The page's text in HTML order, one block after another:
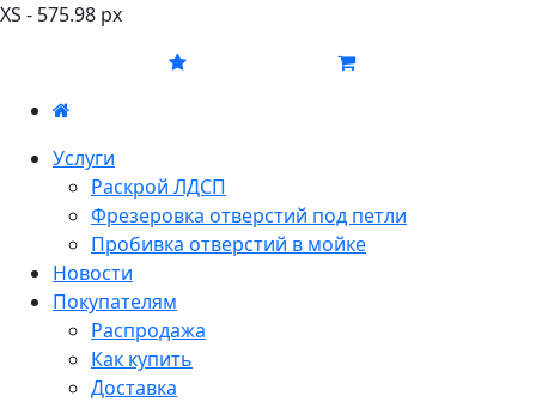
XS - 575.98 px
Услуги
Раскрой ЛДСП
Фрезеровка отверстий под петли
Пробивка отверстий в мойке
Новости
Покупателям
Распродажа
Как купить
Доставка